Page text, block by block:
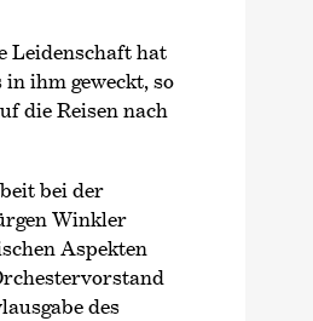
Leidenschaft hat
ihm geweckt, so
die Reisen nach
bei der
Winkler
Aspekten
des